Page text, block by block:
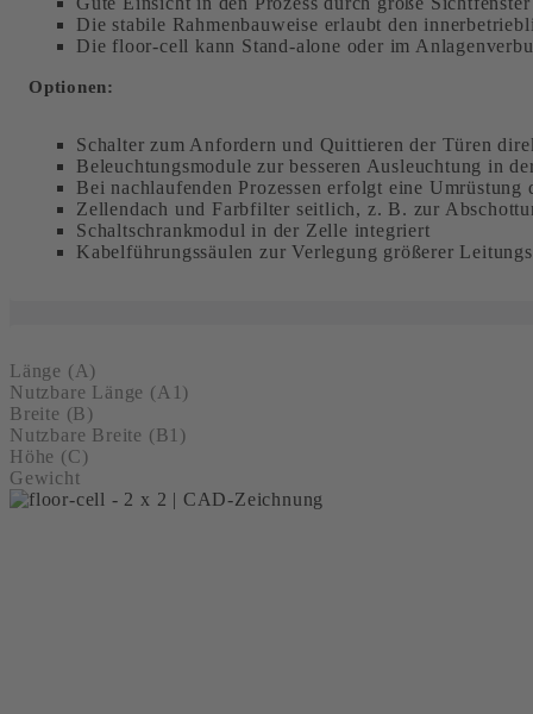
Die stabile Rahmenbauweise erlaubt den
Die floor-cell kann Stand-alone oder im
Optionen:
Schalter zum Anfordern und Quittieren der Türen
Beleuchtungsmodule zur besseren Ausleuchtung in
Bei nachlaufenden Prozessen erfolgt eine
Zellendach und Farbfilter seitlich, z. B. zur
Schaltschrankmodul in der Zelle integriert
Kabelführungssäulen zur Verlegung größerer
Länge (A)
Nutzbare Länge (A1)
Breite (B)
Nutzbare Breite (B1)
Höhe (C)
Gewicht